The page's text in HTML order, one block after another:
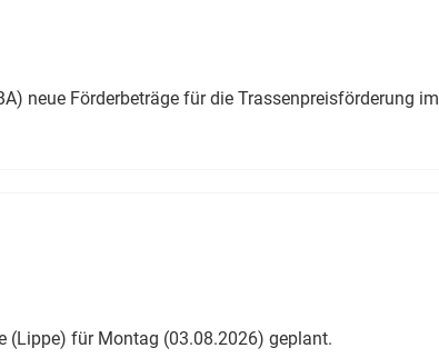
neue Förderbeträge für die Trassenpreisförderung im
(Lippe) für Montag (03.08.2026) geplant.